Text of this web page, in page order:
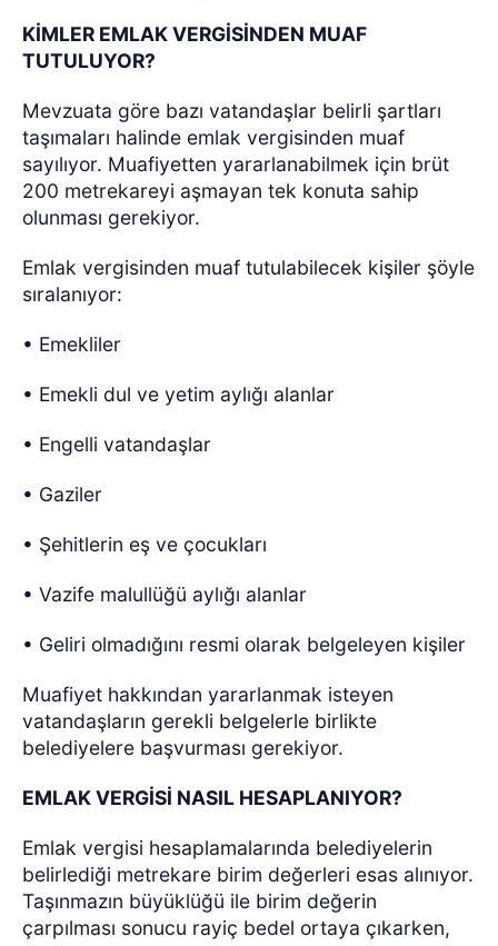
KİMLER EMLAK VERGİSİNDEN MUAF
TUTULUYOR?
Mevzuata göre bazı vatandaşlar belirli şartları
taşımaları halinde emlak vergisinden muaf
sayılıyor. Muafiyetten yararlanabilmek için brüt
200 metrekareyi aşmayan tek konuta sahip
olunması gerekiyor.
Emlak vergisinden muaf tutulabilecek kişiler şöyle
sıralanıyor:
• Emekliler
• Emekli dul ve yetim aylığı alanlar
• Engelli vatandaşlar
• Gaziler
• Şehitlerin eş ve çocukları
• Vazife malullüğü aylığı alanlar
• Geliri olmadığını resmi olarak belgeleyen kişiler
Muafiyet hakkından yararlanmak isteyen
vatandaşların gerekli belgelerle birlikte
belediyelere başvurması gerekiyor.
EMLAK VERGİSİ NASIL HESAPLANIYOR?
Emlak vergisi hesaplamalarında belediyelerin
belirlediği metrekare birim değerleri esas alınıyor.
Taşınmazın büyüklüğü ile birim değerin
çarpılması sonucu rayiç bedel ortaya çıkarken,